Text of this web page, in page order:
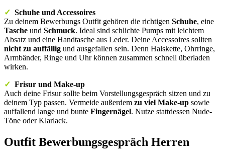
✓ Schuhe und Accessoires
Zu deinem Bewerbungs Outfit gehören die richtigen Schuhe, eine
Tasche und Schmuck. Ideal sind schlichte Pumps mit leichtem
Absatz und eine Handtasche aus Leder. Deine Accessoires sollten
nicht zu auffällig und ausgefallen sein. Denn Halskette, Ohrringe,
Armbänder, Ringe und Uhr können zusammen schnell überladen
wirken.
✓ Frisur und Make-up
Auch deine Frisur sollte beim Vorstellungsgespräch sitzen und zu
deinem Typ passen. Vermeide außerdem zu viel Make-up sowie
auffallend lange und bunte Fingernägel. Nutze stattdessen Nude-
Töne oder Klarlack.
Outfit Bewerbungsgespräch Herren